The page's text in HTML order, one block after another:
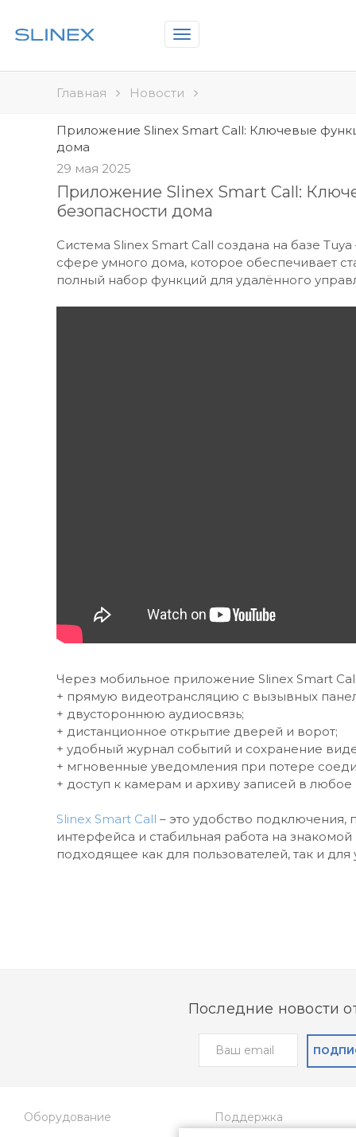
Toggle
navigation
Главная Новости
Приложение Slinex Smart Call: Ключевые
дома
29 мая 2025
Приложение Slinex Smart Call:
безопасности дома
Система Slinex Smart Call создана на базе
сфере умного дома, которое обеспечивает
полный набор функций для удалённого
Через мобильное приложение Slinex Smart
+ прямую видеотрансляцию с вызывных
+ двустороннюю аудиосвязь;
+ дистанционное открытие дверей и ворот;
+ удобный журнал событий и сохранение
+ мгновенные уведомления при потере
+ доступ к камерам и архиву записей в
Slinex Smart Call – это удобство подключения,
интерфейса и стабильная работа на
подходящее как для пользователей, так и
Последние новости
Оборудование Поддержка